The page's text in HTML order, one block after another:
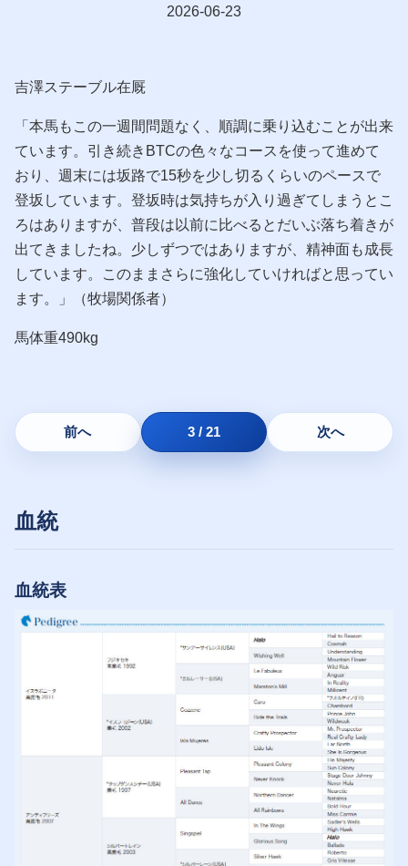
2026-06-23
吉澤ステーブル在厩
「本馬もこの一週間問題なく、順調に乗り込むことが出来
ています。引き続きBTCの色々なコースを使って進めて
おり、週末には坂路で15秒を少し切るくらいのペースで
登坂しています。登坂時は気持ちが入り過ぎてしまうとこ
ろはありますが、普段は以前に比べるとだいぶ落ち着きが
出てきましたね。少しずつではありますが、精神面も成長
しています。このままさらに強化していければと思ってい
ます。」（牧場関係者）
馬体重490kg
前へ 3 / 21 次へ
血統
血統表